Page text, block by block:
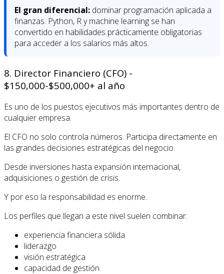
El gran diferencial: dominar programación aplicada a
finanzas. Python, R y machine learning se han
convertido en habilidades prácticamente obligatorias
para acceder a los salarios más altos.
8. Director Financiero (CFO) -
$150,000-$500,000+ al año
Es uno de los puestos ejecutivos más importantes dentro de
cualquier empresa.
El CFO no solo controla números. Participa directamente en
las grandes decisiones estratégicas del negocio.
Desde inversiones hasta expansión internacional,
adquisiciones o gestión de crisis.
Y por eso la responsabilidad es enorme.
Los perfiles que llegan a este nivel suelen combinar:
experiencia financiera sólida
liderazgo
visión estratégica
capacidad de gestión